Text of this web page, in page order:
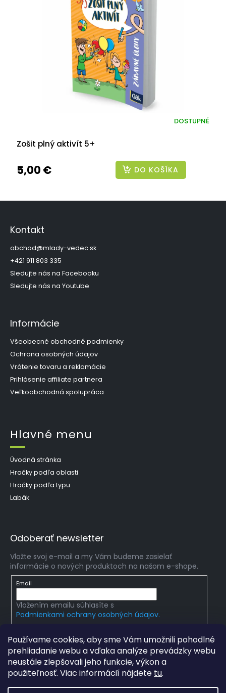
Používame cookies, aby sme Vám umožnili pohodlné
prehliadanie webu a vďaka analýze prevádzky webu
neustále zlepšovali jeho funkcie, výkon a
použiteľnosť. Viac informácií nájdete tu.
Zošit plný aktivít 5+
DOSTUPNÉ
5,00 € DO KOŠÍKA
Z
Kontakt
obchod@mlady-vedec.sk
+421 911 803 335
Sledujte nás na Facebooku
Sledujte nás na Youtube
Informácie
Všeobecné obchodné podmienky
Ochrana osobných údajov
Vrátenie tovaru a reklamácie
Prihlásenie affiliate partnera
Veľkoobchodná spolupráca
Hlavné menu
Úvodná stránka
Hračky podľa oblasti
Hračky podľa typu
Labák
Odoberať newsletter
Vložte svoj e-mail a my Vám budeme zasielať
informácie o nových produktoch na našom e-shope.
Email
Vložením emailu súhlasíte s
Podmienkami ochrany osobných údajov.
mlady-vedec.sk
. Všetky práva
vyhradené.Upraviť nastavenie cookies